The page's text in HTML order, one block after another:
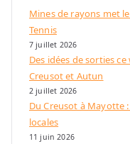
Mines de rayons met
Tennis
7 juillet 2026
Des idées de sorties
Creusot et Autun
2 juillet 2026
Du Creusot à Mayotte
locales
11 juin 2026